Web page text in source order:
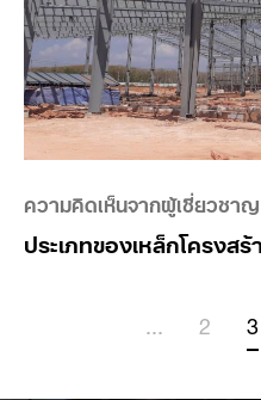
ความคิดเห็นจากผู้เชี่ยวชาญ
ประเภทของเหล็กโครง
...
2 3